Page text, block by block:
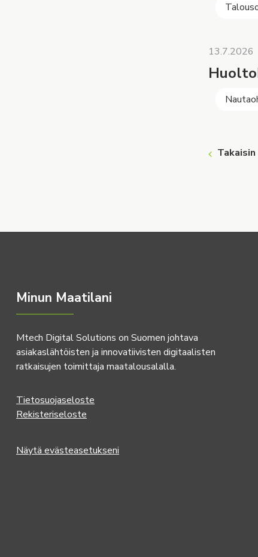
13.7.2026
Minun Maatilani
Mtech Digital Solutions on Suomen johtava
asiakaslähtöisten ja innovatiivisten digitaalisten
ratkaisujen toimittaja maatalousalalla.
Tietosuojaseloste
Rekisteriseloste
Näytä evästeasetukseni